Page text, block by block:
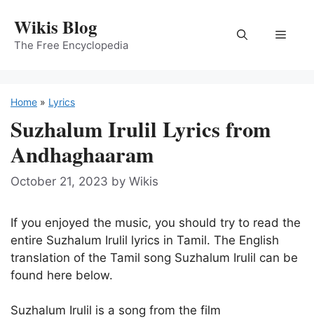
content
Wikis Blog
The Free Encyclopedia
Menu
Home » Lyrics
Suzhalum Irulil Lyrics from
Andhaghaaram
October 21, 2023 by Wikis
If you enjoyed the music, you should try to read the
entire Suzhalum Irulil lyrics in Tamil. The English
translation of the Tamil song Suzhalum Irulil can be
found here below.
Suzhalum Irulil is a song from the film